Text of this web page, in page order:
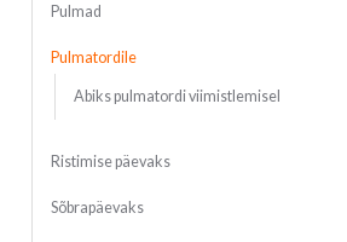
Pulmad
Pulmatordile
Abiks pulmatordi viimistlemisel
Ristimise päevaks
Sõbrapäevaks